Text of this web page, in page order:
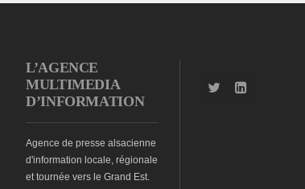
L’AGENCE
MULTIMEDIA
D’INFORMATION
Agence de presse alsacienne
d'information locale, régionale
et tournée vers le Grand Est.